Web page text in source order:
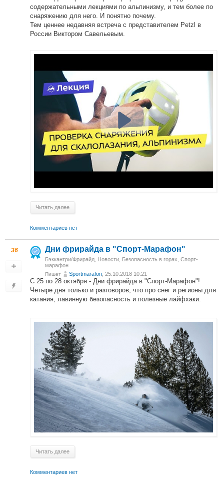
содержательными лекциями по альпинизму, и тем более по
снаряжению для него. И понятно почему.
Тем ценнее недавняя встреча с представителем Petzl в
России Виктором Савельевым.
Читать далее
Комментариев нет
36 Дни фрирайда в "Спорт-Марафон"
Бэккантри/Фрирайд Новости Безопасность в горах Спорт-
марафон
Пишет Sportmarafon , 25.10.2018 10:21
С 25 по 28 октября - Дни фрирайда в "Спорт-Марафон"!
Четыре дня только и разговоров, что про снег и регионы для
катания, лавинную безопасность и полезные лайфхаки.
Читать далее
Комментариев нет